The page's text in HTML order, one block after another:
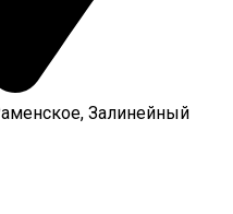
Залинейный